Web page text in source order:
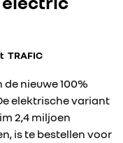
TRAFIC
nieuwe 100%
elektrische variant
2,4 miljoen
is te bestellen voor